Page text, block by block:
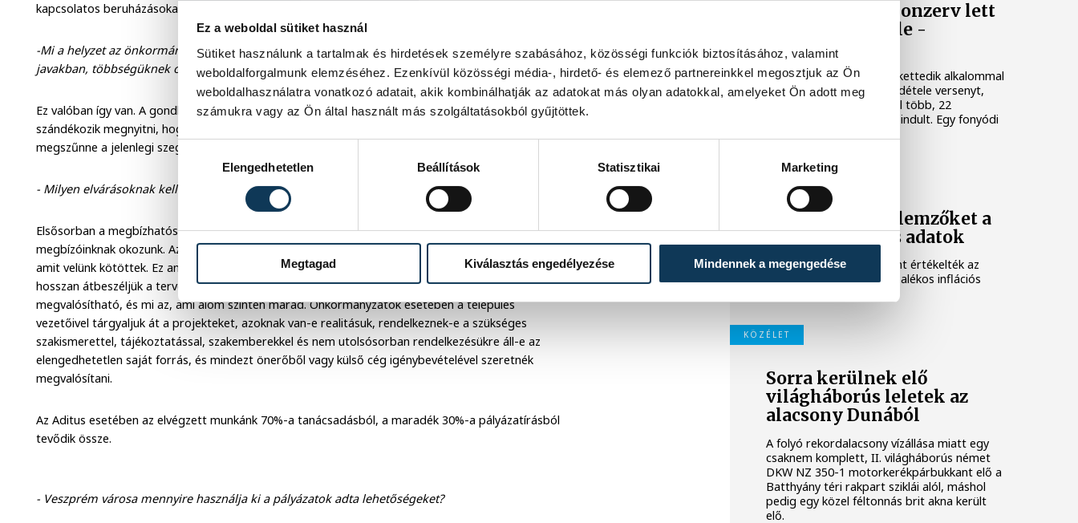
Ez a weboldal sütiket használ
Sütiket használunk a tartalmak és hirdetések személyre szabásához, közösségi funkciók biztosításához, valamint
weboldalforgalmunk elemzéséhez. Ezenkívül közösségi média-, hirdető- és elemező partnereinkkel megosztjuk az Ön
weboldalhasználatra vonatkozó adatait, akik kombinálhatják az adatokat más olyan adatokkal, amelyeket Ön adott meg
számukra vagy az Ön által használt más szolgáltatásokból gyűjtöttek.
Hozzájárulás kiválasztása
Elengedhetetlen
Beállítások Statisztikai Marketing
Megtagad Kiválasztás engedélyezése Mindennek a megengedése
kapcsolatos beruházásokat.
-Mi a helyzet az önkormányzatok esetében? Köztudott, hogy döntő többségük nem úszkál a
javakban, többségüknek olykor a közüzemi számlák kifizetése is gondot jelent.
Ez valóban így van. A gondban lévő települések számára a kormány a közeljövőben új forrásokat
szándékozik megnyitni, hogy legalább a szükséges önrészt finanszírozni tudják. Akkor végleg
megszűnne a jelenlegi szegregáció.
- Milyen elvárásoknak kell megfelelniük?
Elsősorban a megbízhatóságnak, a korrekt üzleti kapcsolatrendszernek és a sikernek, amit a
megbízóinknak okozunk. Az elmúlt hat évben egyetlenegy megbízási szerződést sem bontottak fel,
amit velünk kötöttek. Ez annak is köszönhető, hogy minden esetben leülünk a leendő partnerrel,
hosszan átbeszéljük a terveket, elképzeléseket. Egyeztetünk arról, mi az, ami reálisan
megvalósítható, és mi az, ami álom szinten marad. Önkormányzatok esetében a település
vezetőivel tárgyaljuk át a projekteket, azoknak van-e realitásuk, rendelkeznek-e a szükséges
szakismerettel, tájékoztatással, szakemberekkel és nem utolsósorban rendelkezésükre áll-e az
elengedhetetlen saját forrás, és mindezt önerőből vagy külső cég igénybevételével szeretnék
megvalósítani.
Az Aditus esetében az elvégzett munkánk 70%-a tanácsadásból, a maradék 30%-a pályázatírásból
tevődik össze.
- Veszprém városa mennyire használja ki a pályázatok adta lehetőségeket?
Egy furcsa halkonzerv lett
az Év Strandétele -
mutatjuk!
A Balatoni Kör idén tizenkettedik alkalommal
hirdette meg az év strandétele versenyt,
amelyre minden eddiginél több, 22
vendéglátóhely 44 étellel indult. Egy fonyódi
KÖZÉLET
Meglepték az elemzőket a
júliusi inflációs adatok
Hatalmas meglepetésként értékelték az
elemzők a júliusi, 1,2 százalékos inflációs
KÖZÉLET
Sorra kerülnek elő
világháborús leletek az
alacsony Dunából
A folyó rekordalacsony vízállása miatt egy
csaknem komplett, II. világháborús német
DKW NZ 350-1 motorkerékpárbukkant elő a
Batthyány téri rakpart sziklái alól, máshol
pedig egy közel féltonnás brit akna került
elő.